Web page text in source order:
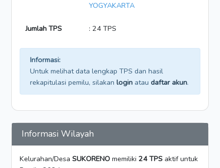
YOGYAKARTA
Jumlah TPS : 24 TPS
Informasi:
Untuk melihat data lengkap TPS dan hasil
rekapitulasi pemilu, silakan login atau daftar akun.
Informasi Wilayah
Kelurahan/Desa SUKORENO memiliki 24 TPS aktif untuk